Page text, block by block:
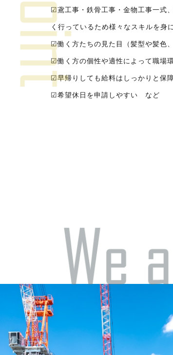
☑鳶工事・鉄骨工事・金物工事一式
く行っているため様々なスキルを身
☑働く方たちの見た目（髪型や髪色
☑働く方の個性や適性によって職場
☑早帰りしても給料はしっかりと保
☑希望休日を申請しやすい など